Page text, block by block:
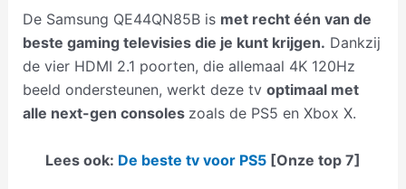
De Samsung QE44QN85B is met recht één van de
beste gaming televisies die je kunt krijgen. Dankzij
de vier HDMI 2.1 poorten, die allemaal 4K 120Hz
beeld ondersteunen, werkt deze tv optimaal met
alle next-gen consoles zoals de PS5 en Xbox X.
Lees ook: De beste tv voor PS5 [Onze top 7]